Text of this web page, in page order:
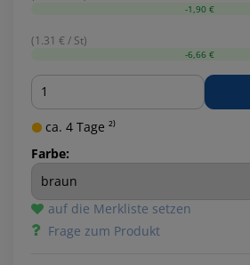
-1,90 €
(1.31 € / St)
-6,66 €
Menge
ca. 4 Tage ²⁾
Farbe:
auf die Merkliste setzen
Frage zum Produkt